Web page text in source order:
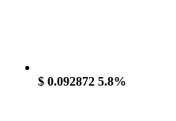
$ 0.092872 5.8%